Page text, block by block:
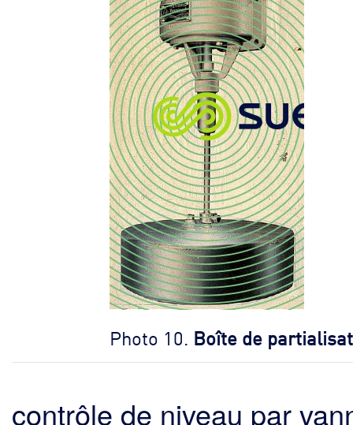
Photo 10. Boîte de
contrôle de niveau par